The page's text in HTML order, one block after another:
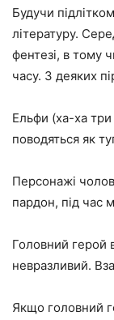
Будучи
літературу.
фентезі, в тому
часу. З деяких
Ельфи (ха-ха три
поводяться як
Персонажі
пардон, під час
Головний герой
невразливий.
Якщо головний